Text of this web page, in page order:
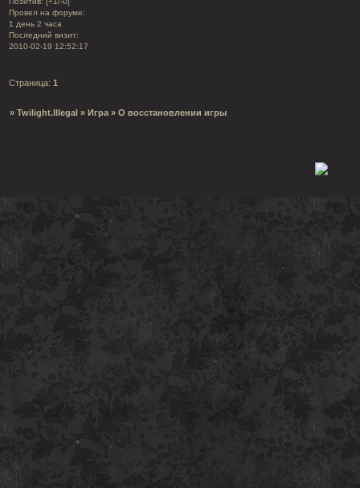
Провел на форуме:
1 день 2 часа
Последний визит:
2010-02-19 12:52:17
Страница: 1
» Twilight.Illegal » Игра » О восстановлении игры